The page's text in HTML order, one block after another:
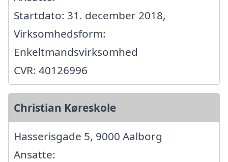
Startdato: 31. december 2018,
Virksomhedsform:
Enkeltmandsvirksomhed
CVR: 40126996
Christian Køreskole
Hasserisgade 5, 9000 Aalborg
Ansatte: